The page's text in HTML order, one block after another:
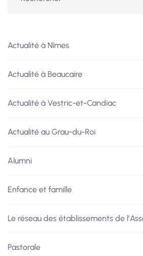
Actualité à Nîmes
Actualité à Beaucaire
Actualité à Vestric-et-Candiac
Actualité au Grau-du-Roi
Alumni
Enfance et famille
Le réseau des établissements de
Pastorale